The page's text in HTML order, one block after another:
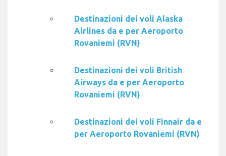
Destinazioni dei voli Alaska
Airlines da e per Aeroporto
Rovaniemi (RVN)
Destinazioni dei voli British
Airways da e per Aeroporto
Rovaniemi (RVN)
Destinazioni dei voli Finnair da e
per Aeroporto Rovaniemi (RVN)